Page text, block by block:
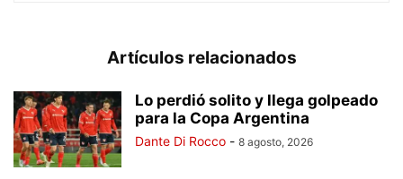
Artículos relacionados
Lo perdió solito y llega golpeado
para la Copa Argentina
Dante Di Rocco - 8 agosto, 2026